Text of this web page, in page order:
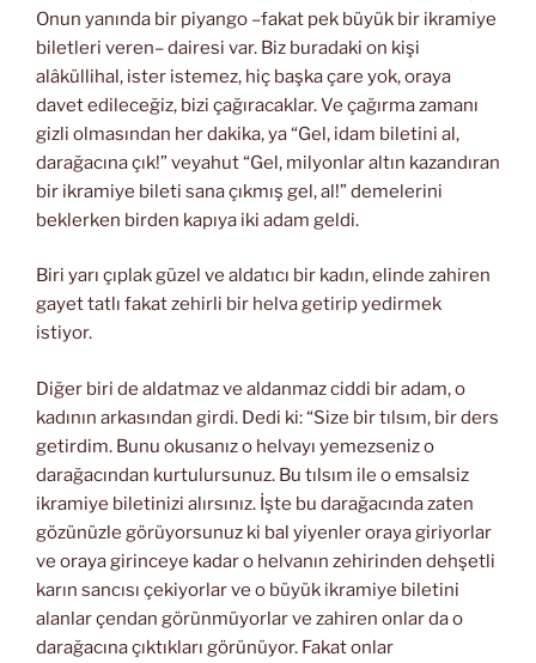
Onun yanında bir piyango –fakat pek büyük bir ikramiye
biletleri veren– dairesi var. Biz buradaki on kişi
alâküllihal, ister istemez, hiç başka çare yok, oraya
davet edileceğiz, bizi çağıracaklar. Ve çağırma zamanı
gizli olmasından her dakika, ya “Gel, idam biletini al,
darağacına çık!” veyahut “Gel, milyonlar altın kazandıran
bir ikramiye bileti sana çıkmış gel, al!” demelerini
beklerken birden kapıya iki adam geldi.
Biri yarı çıplak güzel ve aldatıcı bir kadın, elinde zahiren
gayet tatlı fakat zehirli bir helva getirip yedirmek
istiyor.
Diğer biri de aldatmaz ve aldanmaz ciddi bir adam, o
kadının arkasından girdi. Dedi ki: “Size bir tılsım, bir ders
getirdim. Bunu okusanız o helvayı yemezseniz o
darağacından kurtulursunuz. Bu tılsım ile o emsalsiz
ikramiye biletinizi alırsınız. İşte bu darağacında zaten
gözünüzle görüyorsunuz ki bal yiyenler oraya giriyorlar
ve oraya girinceye kadar o helvanın zehirinden dehşetli
karın sancısı çekiyorlar ve o büyük ikramiye biletini
alanlar çendan görünmüyorlar ve zahiren onlar da o
darağacına çıktıkları görünüyor. Fakat onlar